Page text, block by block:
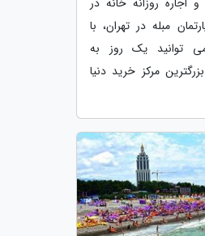
مبله در تهران، با
توانید یک روز به
مرکز خرید دنیا